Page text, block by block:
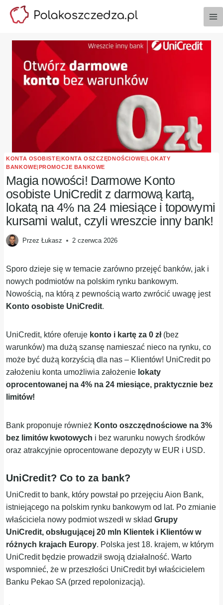
Przejdź
KONTA OSOBISTE|KONTA OSZCZĘDNOŚCIOWE|LOKATY
BANKOWE|PROMOCJE BANKOWE
Magia nowości! Darmowe Konto
osobiste UniCredit z darmową kartą,
lokatą na 4% na 24 miesiące i topowymi
kursami walut, czyli wreszcie inny bank!
Przez Łukasz 2 czerwca 2026
Sporo dzieje się w temacie zarówno przejęć banków, jak i
nowych podmiotów na polskim rynku bankowym.
Nowością, na którą z pewnością warto zwrócić uwagę jest
Konto osobiste UniCredit.
UniCredit, które oferuje konto i kartę za 0 zł (bez
warunków) ma dużą szansę namieszać nieco na rynku, co
może być dużą korzyścią dla nas – Klientów! UniCredit po
założeniu konta umożliwia założenie lokaty
oprocentowanej na 4% na 24 miesiące, praktycznie bez
limitów!
Bank proponuje również Konto oszczędnościowe na 3%
bez limitów kwotowych i bez warunku nowych środków
oraz atrakcyjnie oprocentowane depozyty w EUR i USD.
UniCredit? Co to za bank?
UniCredit to bank, który powstał po przejęciu Aion Bank,
istniejącego na polskim rynku bankowym od lat. Po zmianie
właściciela nowy podmiot wszedł w składGrupy
UniCredit, obsługującej 20 mln Klientek i Klientów w
różnych krajach Europy. Polska jest 18. krajem, w którym
UniCredit będzie prowadził swoją działalność. Warto
wspomnieć, że w przeszłości UniCredit był właścicielem
Banku Pekao SA (przed repolonizacją).